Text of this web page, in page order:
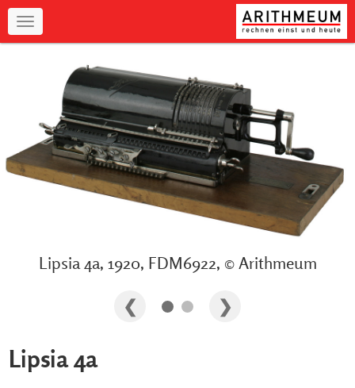
Navigation
Lipsia 4a, 1920, FDM6922, © Arithmeum
Lipsia 4a